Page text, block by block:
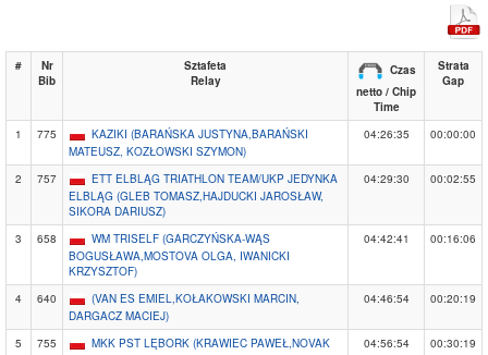
#
Nr
Bib
Sztafeta
Relay
Czas
netto / Chip
Time
Strata
Gap
1 775
KAZIKI (BARAŃSKA JUSTYNA,BARAŃSKI
MATEUSZ, KOZŁOWSKI SZYMON)
04:26:35 00:00:00
2 757
ETT ELBLĄG TRIATHLON TEAM/UKP JEDYNKA
ELBLĄG (GLEB TOMASZ,HAJDUCKI JAROSŁAW,
SIKORA DARIUSZ)
04:29:30 00:02:55
3 658
WM TRISELF (GARCZYŃSKA-WĄS
BOGUSŁAWA,MOSTOVA OLGA, IWANICKI
KRZYSZTOF)
04:42:41 00:16:06
4 640
(VAN ES EMIEL,KOŁAKOWSKI MARCIN,
DARGACZ MACIEJ)
04:46:54 00:20:19
5 755
MKK PST LĘBORK (KRAWIEC PAWEŁ,NOVAK
04:56:54 00:30:19